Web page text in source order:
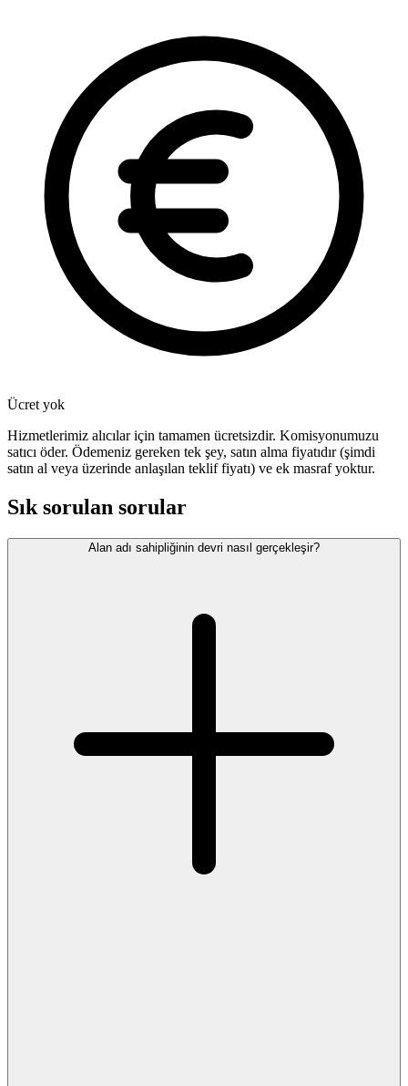
Ücret yok
Hizmetlerimiz alıcılar için tamamen ücretsizdir. Komisyonumuzu
satıcı öder. Ödemeniz gereken tek şey, satın alma fiyatıdır (şimdi
satın al veya üzerinde anlaşılan teklif fiyatı) ve ek masraf yoktur.
Sık sorulan sorular
Alan adı sahipliğinin devri nasıl gerçekleşir?